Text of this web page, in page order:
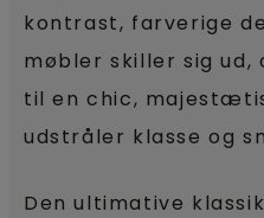
kontrast, farverige
møbler skiller sig
til en chic,
udstråler klasse og
Den ultimative